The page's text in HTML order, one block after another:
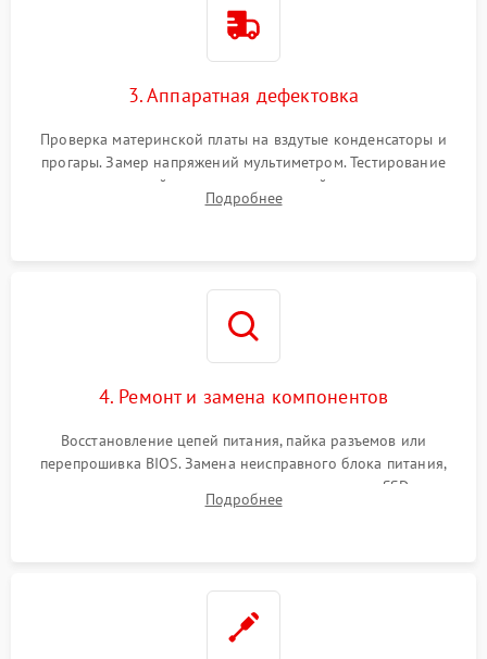
3. Аппаратная дефектовка
Проверка материнской платы на вздутые конденсаторы и
прогары. Замер напряжений мультиметром. Тестирование
оперативной памяти и накопителей с помощью
диагностического ПО для выявления сбойных секторов и
Подробнее
4. Ремонт и замена компонентов
Восстановление цепей питания, пайка разъемов или
перепрошивка BIOS. Замена неисправного блока питания,
видеокарты, процессора или установка нового SSD для
восстановления и повышения скорости работы системы.
Подробнее